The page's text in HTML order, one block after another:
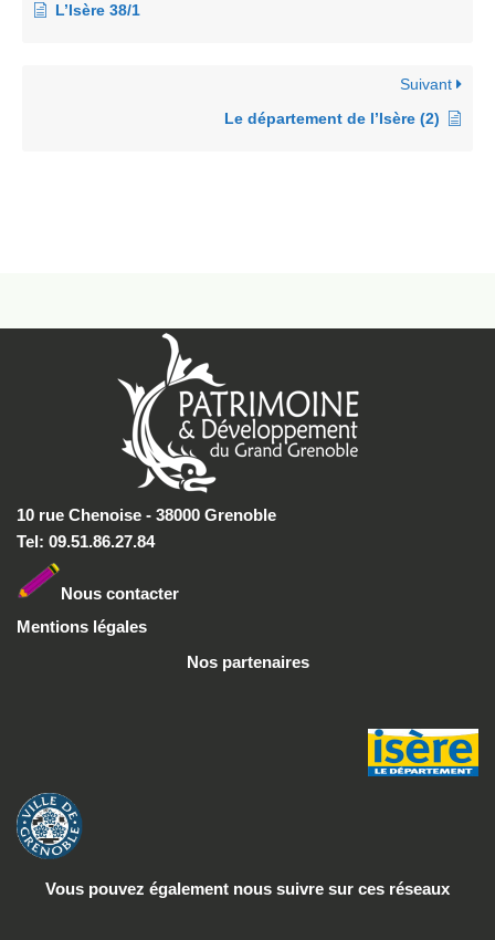
L’Isère 38/1
Suivant
Le département de l’Isère (2)
10 rue Chenoise - 38000 Grenoble
Tel: 09.51.86.27.84
Nous contacter
Mentions légales
Nos partenaires
Vous pouvez également nous suivre sur ces réseaux